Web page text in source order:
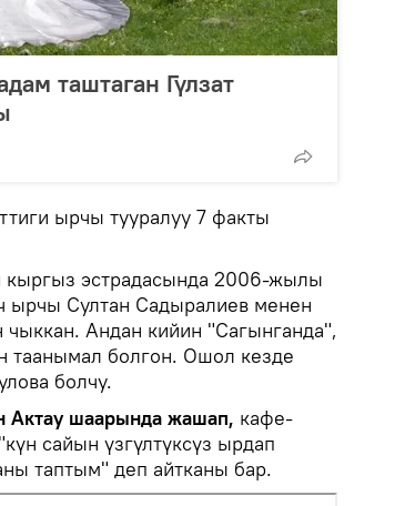
таштаган Гүлзат
ырчы тууралуу 7 факты
кыргыз эстрадасында 2006-жылы
ырчы Султан Садыралиев менен
Андан кийин "Сагынганда",
таанымал болгон. Ошол кезде
болчу.
Актау шаарында жашап, кафе-
сайын үзгүлтүксүз ырдап
таптым" деп айтканы бар.